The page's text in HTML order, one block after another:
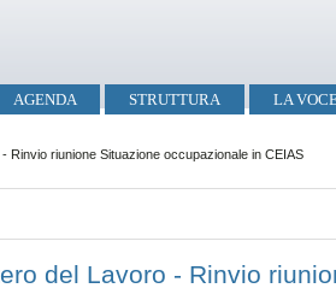
AGENDA STRUTTURA LA
Rinvio riunione Situazione occupazionale in CEIAS
del Lavoro - Rinvio